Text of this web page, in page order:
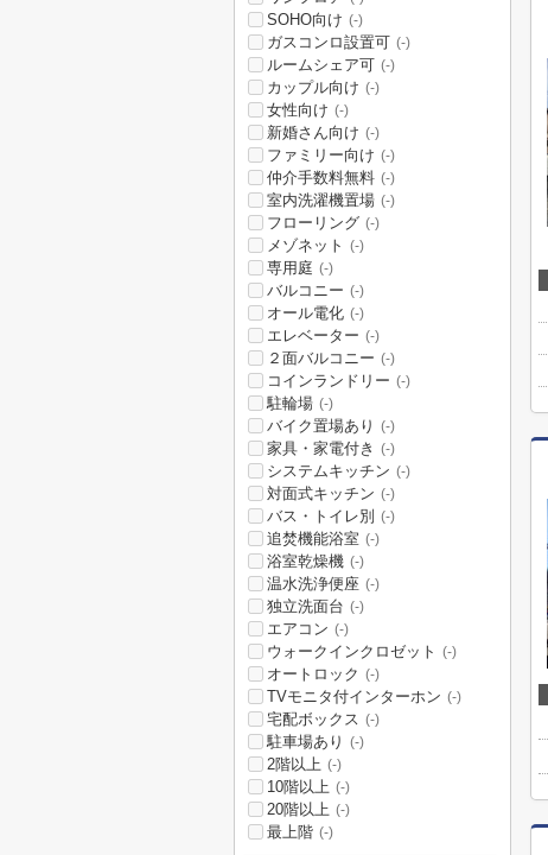
SOHO向け (-)
ガスコンロ設置可 (-)
ルームシェア可 (-)
カップル向け (-)
女性向け (-)
新婚さん向け (-)
ファミリー向け (-)
仲介手数料無料 (-)
室内洗濯機置場 (-)
フローリング (-)
メゾネット (-)
専用庭 (-)
バルコニー (-)
オール電化 (-)
エレベーター (-)
２面バルコニー (-)
コインランドリー (-)
駐輪場 (-)
バイク置場あり (-)
家具・家電付き (-)
システムキッチン (-)
対面式キッチン (-)
バス・トイレ別 (-)
追焚機能浴室 (-)
浴室乾燥機 (-)
温水洗浄便座 (-)
独立洗面台 (-)
エアコン (-)
ウォークインクロゼット (-)
オートロック (-)
TVモニタ付インターホン (-)
宅配ボックス (-)
駐車場あり (-)
2階以上 (-)
10階以上 (-)
20階以上 (-)
最上階 (-)